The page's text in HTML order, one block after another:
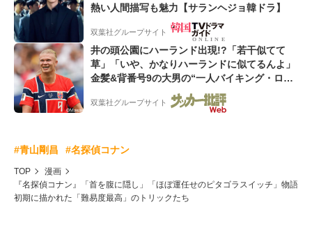
熱い人間描写も魅力【サランヘジョ韓ドラ】
双葉社グループサイト
井の頭公園にハーランド出現!?「若干似てて
草」「いや、かなりハーランドに似てるんよ」
金髪&背番号9の大男の“一人バイキング・ロ
ー”映像が話題!「元気をもらった」
双葉社グループサイト
#青山剛昌 #名探偵コナン
TOP
漫画
『名探偵コナン』「首を腹に隠し」「ほぼ運任せのピタゴラスイッチ」物語
初期に描かれた「難易度最高」のトリックたち